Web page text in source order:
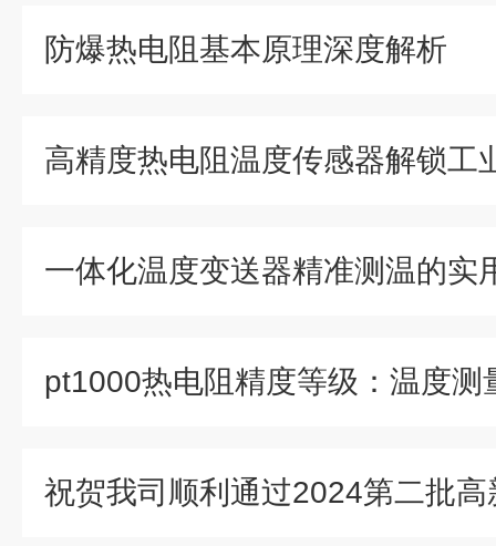
防爆热电阻基本原理深度解析
一体化温度变送器精准测温的实